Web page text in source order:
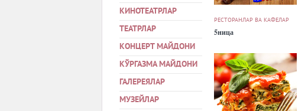
КИНОТЕАТРЛАР
ТЕАТРЛАР
КОНЦЕРТ МАЙДОНИ
КЎРГАЗМА МАЙДОНИ
ГАЛЕРЕЯЛАР
МУЗЕЙЛАР
РЕСТОРАНЛАР ВА КАФЕЛАР
5ница